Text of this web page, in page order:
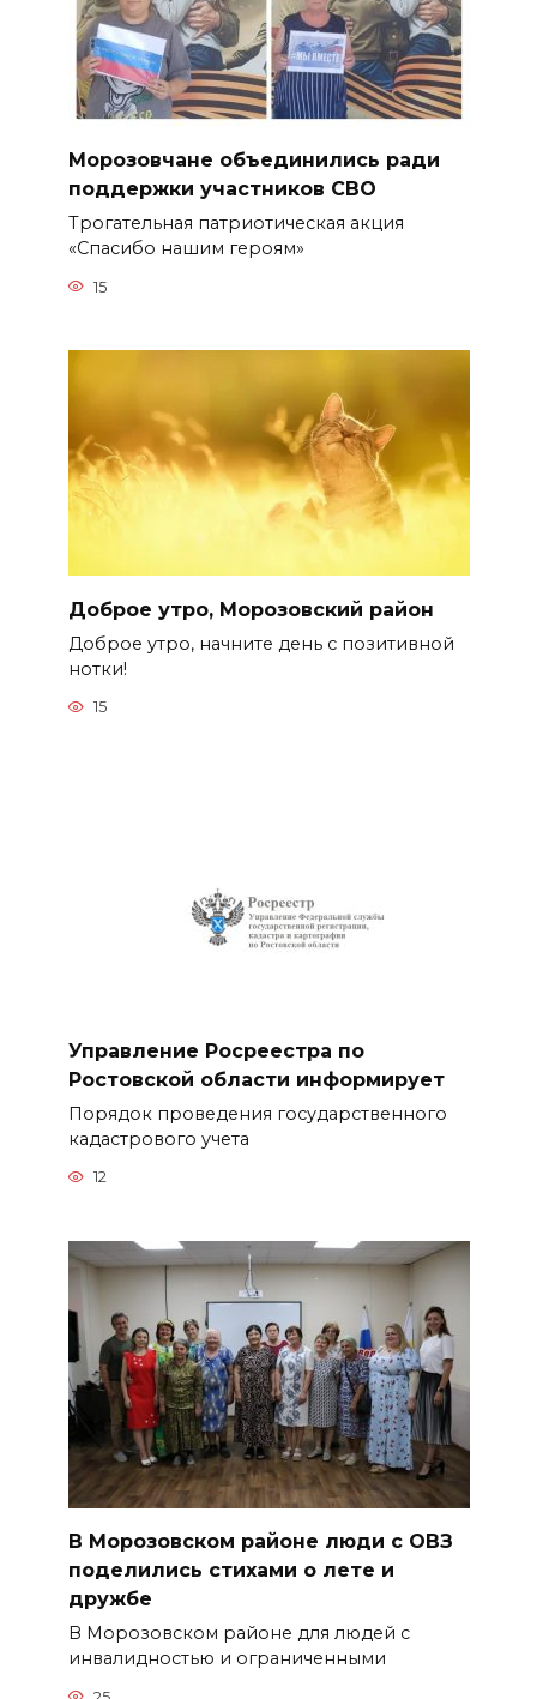
Морозовчане объединились ради
поддержки участников СВО
Трогательная патриотическая акция
«Спасибо нашим героям»
15
Доброе утро, Морозовский район
Доброе утро, начните день с позитивной
нотки!
15
Управление Росреестра по
Ростовской области информирует
Порядок проведения государственного
кадастрового учета
12
В Морозовском районе люди с ОВЗ
поделились стихами о лете и
дружбе
В Морозовском районе для людей с
инвалидностью и ограниченными